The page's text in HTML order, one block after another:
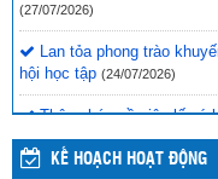
(27/07/2026)
Lan tỏa phong trào
hội học tập (24/07/2026)
Thông báo về việc lấy ý
ngành Giáo dục đề nghị
KẾ HOẠCH HOẠT ĐỘNG